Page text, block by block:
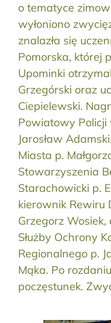
o tematyce
wyłoniono
znalazła się
Pomorska, której
Upominki
Grzegórski oraz
Ciepielewski.
Powiatowy
Jarosław
Miasta p.
Stowarzyszenia
Starachowicki p.
kierownik Rewiru
Grzegorz
Służby Ochrony
Regionalnego p.
Mąka. Po
poczęstunek.